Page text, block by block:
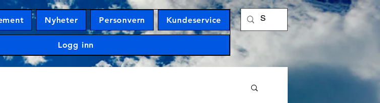
Nyheter Personvern Kundeservice
Logg inn